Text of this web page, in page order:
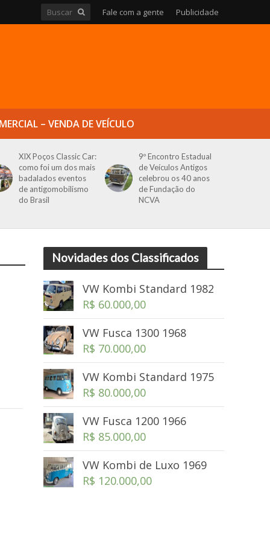
Fale com a gente Publicidade
– VENDA DE VEÍCULO
XIX Poços Classic Car:
como foi um dos mais
badalados eventos
de antigomobilismo
do Brasil
9º Encontro Estadual
de Veículos Antigos
celebrou os 40 anos
de Fundação do
NCVA
Novidades dos Classificados
VW Kombi Standard 1982
R$ 60.000,00
VW Fusca 1300 1968
R$ 70.000,00
VW Kombi Standard 1975
R$ 80.000,00
VW Fusca 1200 1966
R$ 85.000,00
VW Kombi de Luxo 1969
R$ 120.000,00